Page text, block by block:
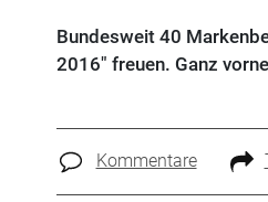
Bundesweit 40
2016" freuen. Ganz
Kommentare